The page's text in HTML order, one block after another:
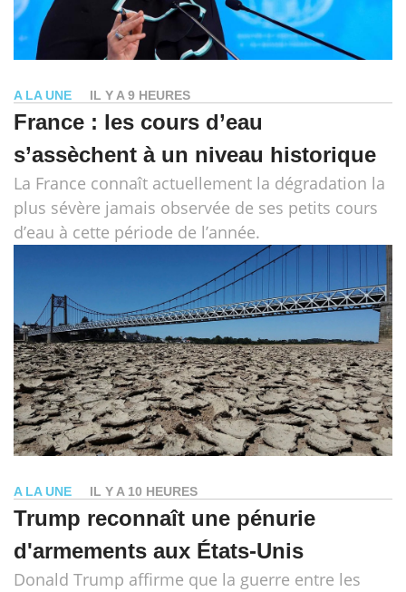
A LA UNE IL Y A 9 HEURES
France : les cours d’eau
s’assèchent à un niveau historique
La France connaît actuellement la dégradation la
plus sévère jamais observée de ses petits cours
d’eau à cette période de l’année.
A LA UNE IL Y A 10 HEURES
Trump reconnaît une pénurie
d'armements aux États-Unis
Donald Trump affirme que la guerre entre les